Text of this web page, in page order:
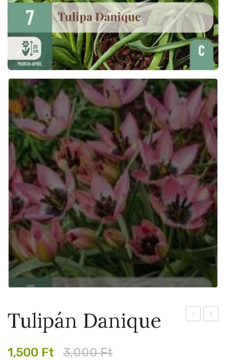
Tulipán Danique
3,000Ft
Original
1,500 Ft
Current